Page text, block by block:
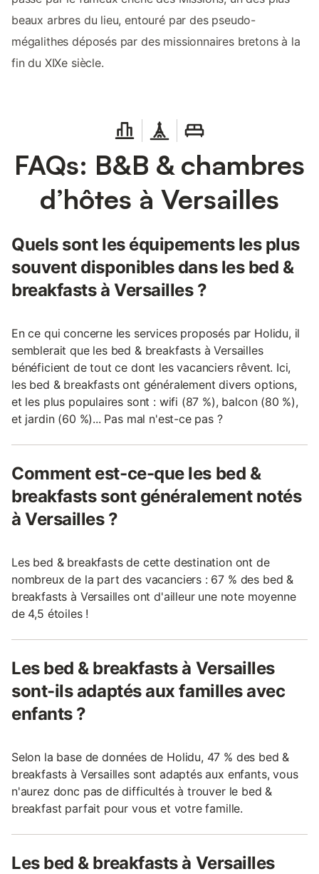
beaux arbres du lieu, entouré par des pseudo-
mégalithes déposés par des missionnaires bretons à la
fin du XIXe siècle.
FAQs: B&B & chambres
d’hôtes à Versailles
Quels sont les équipements les plus
souvent disponibles dans les bed &
breakfasts à Versailles ?
En ce qui concerne les services proposés par Holidu, il
semblerait que les bed & breakfasts à Versailles
bénéficient de tout ce dont les vacanciers rêvent. Ici,
les bed & breakfasts ont généralement divers options,
et les plus populaires sont : wifi (87 %), balcon (80 %),
et jardin (60 %)... Pas mal n'est-ce pas ?
Comment est-ce-que les bed &
breakfasts sont généralement notés
à Versailles ?
Les bed & breakfasts de cette destination ont de
nombreux de la part des vacanciers : 67 % des bed &
breakfasts à Versailles ont d'ailleur une note moyenne
de 4,5 étoiles !
Les bed & breakfasts à Versailles
sont-ils adaptés aux familles avec
enfants ?
Selon la base de données de Holidu, 47 % des bed &
breakfasts à Versailles sont adaptés aux enfants, vous
n'aurez donc pas de difficultés à trouver le bed &
breakfast parfait pour vous et votre famille.
Les bed & breakfasts à Versailles